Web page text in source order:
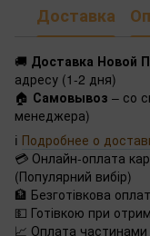
Доставка
🚚 Доставка Новой
адресу (1-2 дня)
🏠 Самовывоз – со
менеджера)
ℹ️ Подробнее о
💳 Онлайн-оплата
(Популярний вибір)
🏦 Безготівкова
💵 Готівкою при
📈 Оплата частинами